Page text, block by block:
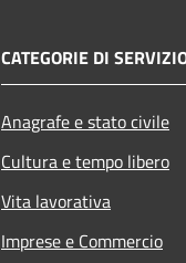
CATEGORIE DI
Anagrafe e stato civile
Cultura e tempo libero
Vita lavorativa
Imprese e Commercio